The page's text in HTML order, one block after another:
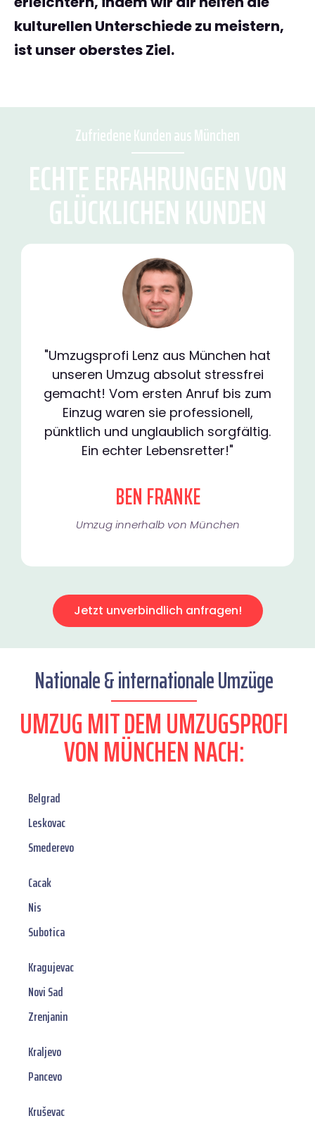
kulturellen Unterschiede zu meistern,
ist unser oberstes Ziel.
Zufriedene Kunden aus München
ECHTE ERFAHRUNGEN VON
GLÜCKLICHEN KUNDEN
"Umzugsprofi Lenz aus München hat
unseren Umzug absolut stressfrei
gemacht! Vom ersten Anruf bis zum
Einzug waren sie professionell,
pünktlich und unglaublich sorgfältig.
Ein echter Lebensretter!"
BEN FRANKE
Umzug innerhalb von München​
Jetzt unverbindlich anfragen!
Nationale & internationale Umzüge
UMZUG MIT DEM UMZUGSPROFI
VON MÜNCHEN NACH:
Belgrad
Leskovac
Smederevo
Cacak
Nis
Subotica
Kragujevac
Novi Sad
Zrenjanin
Kraljevo
Pancevo
Kruševac